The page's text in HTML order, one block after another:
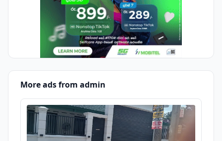
More ads from admin